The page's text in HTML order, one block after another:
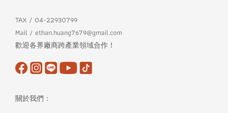
TAX / 04-22930799
Mail / ethan.huang7679@gmail.com
歡迎各界廠商跨產業領域合作！
關於我們：